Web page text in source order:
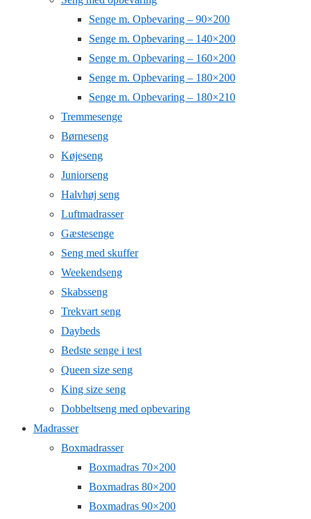
Senge m. Opbevaring – 90×200
Senge m. Opbevaring – 140×200
Senge m. Opbevaring – 160×200
Senge m. Opbevaring – 180×200
Senge m. Opbevaring – 180×210
Tremmesenge
Børneseng
Køjeseng
Juniorseng
Halvhøj seng
Luftmadrasser
Gæstesenge
Seng med skuffer
Weekendseng
Skabsseng
Trekvart seng
Daybeds
Bedste senge i test
Queen size seng
King size seng
Dobbeltseng med opbevaring
Madrasser
Boxmadrasser
Boxmadras 70×200
Boxmadras 80×200
Boxmadras 90×200